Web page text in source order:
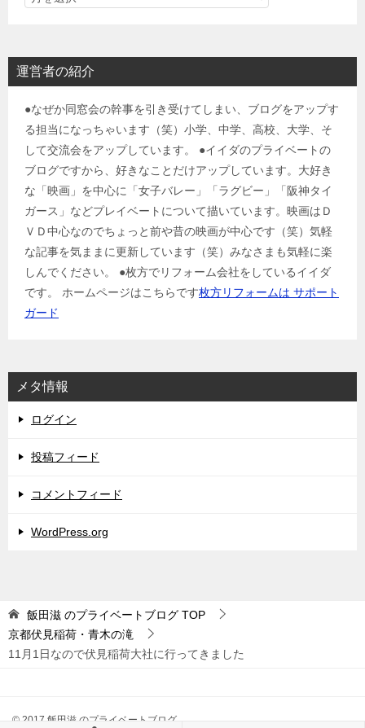
運営者の紹介
●なぜか同窓会の幹事を引き受けてしまい、ブログをアップす
る担当になっちゃいます（笑）小学、中学、高校、大学、そ
して交流会をアップしています。 ●イイダのプライベートの
ブログですから、好きなことだけアップしています。大好き
な「映画」を中心に「女子バレー」「ラグビー」「阪神タイ
ガース」などプレイベートについて描いています。映画はＤ
ＶＤ中心なのでちょっと前や昔の映画が中心です（笑）気軽
な記事を気ままに更新しています（笑）みなさまも気軽に楽
しんでください。 ●枚方でリフォーム会社をしているイイダ
です。 ホームページはこちらです枚方リフォームは サポート
ガード
メタ情報
ログイン
投稿フィード
コメントフィード
WordPress.org
飯田滋 のプライベートブログ TOP
京都伏見稲荷・青木の滝
11月1日なので伏見稲荷大社に行ってきました
© 2017 飯田滋 のプライベートブログ